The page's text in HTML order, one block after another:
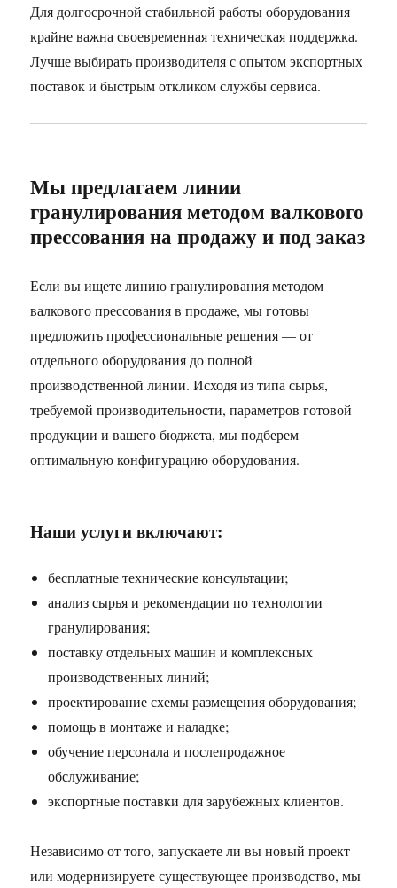
Для долгосрочной стабильной работы оборудования
крайне важна своевременная техническая поддержка.
Лучше выбирать производителя с опытом экспортных
поставок и быстрым откликом службы сервиса.
Мы предлагаем линии
гранулирования методом валкового
прессования на продажу и под заказ
Если вы ищете линию гранулирования методом
валкового прессования в продаже, мы готовы
предложить профессиональные решения — от
отдельного оборудования до полной
производственной линии. Исходя из типа сырья,
требуемой производительности, параметров готовой
продукции и вашего бюджета, мы подберем
оптимальную конфигурацию оборудования.
Наши услуги включают:
бесплатные технические консультации;
анализ сырья и рекомендации по технологии
гранулирования;
поставку отдельных машин и комплексных
производственных линий;
проектирование схемы размещения оборудования;
помощь в монтаже и наладке;
обучение персонала и послепродажное
обслуживание;
экспортные поставки для зарубежных клиентов.
Независимо от того, запускаете ли вы новый проект
или модернизируете существующее производство, мы